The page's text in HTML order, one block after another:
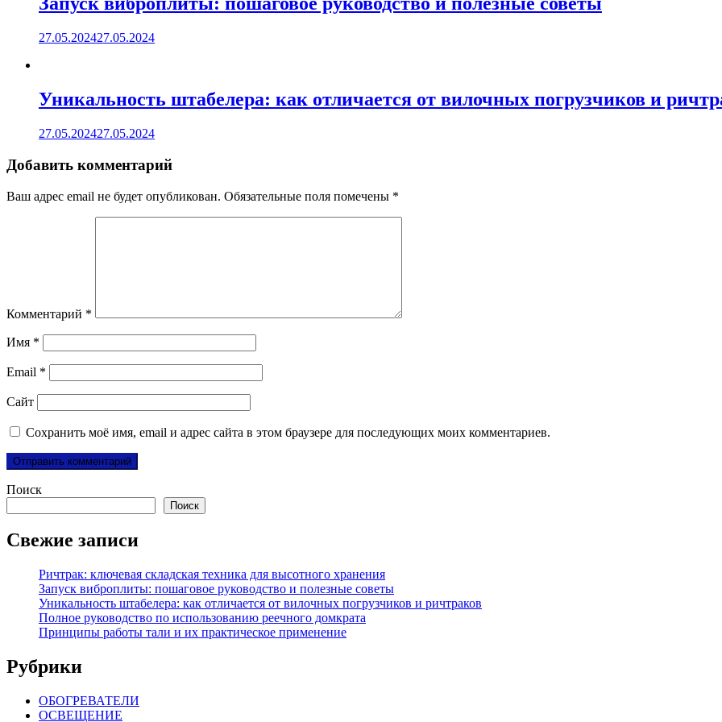
27.05.202427.05.2024
Уникальность штабелера: как отличается от вилочных погрузчиков и
27.05.202427.05.2024
Добавить комментарий
Ваш адрес email не будет опубликован. Обязательные поля помечены *
Комментарий *
Имя *
Email *
Сайт
Сохранить моё имя, email и адрес сайта в этом браузере для последующих моих комментариев.
Поиск
Поиск
Свежие записи
Ричтрак: ключевая складская техника для высотного хранения
Запуск виброплиты: пошаговое руководство и полезные советы
Уникальность штабелера: как отличается от вилочных погрузчиков и ричтраков
Полное руководство по использованию реечного домкрата
Принципы работы тали и их практическое применение
Рубрики
ОБОГРЕВАТЕЛИ
ОСВЕЩЕНИЕ